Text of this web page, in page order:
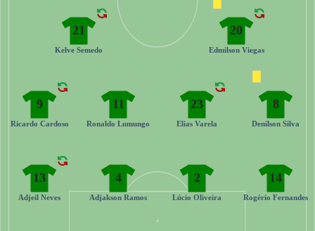
13
Adjeil Neves
4
Adjakson Ramos
2
Lúcio Oliveira
14
Rogério Fernandes
9
Ricardo Cardoso
11
Ronaldo Lumungo
23
Elias Varela
8
Denilson Silva
21
Kelve Semedo
20
Edmilson Viegas